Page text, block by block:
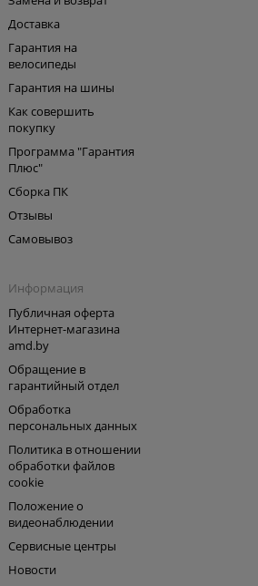
Доставка
Гарантия на
велосипеды
Гарантия на шины
Как совершить
покупку
Программа "Гарантия
Плюс"
Сборка ПК
Отзывы
Самовывоз
Информация
Публичная оферта
Интернет-магазина
amd.by
Обращение в
гарантийный отдел
Обработка
персональных данных
Политика в отношении
обработки файлов
cookie
Положение о
видеонаблюдении
Сервисные центры
Новости